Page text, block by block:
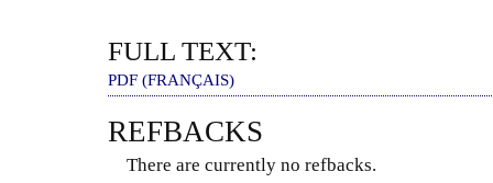
FULL TEXT:
PDF (FRANÇAIS)
REFBACKS
There are currently no refbacks.